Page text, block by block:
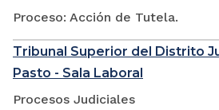
Proceso: Acción de Tutela.
Tribunal Superior del Distrito
Pasto - Sala Laboral
Procesos Judiciales